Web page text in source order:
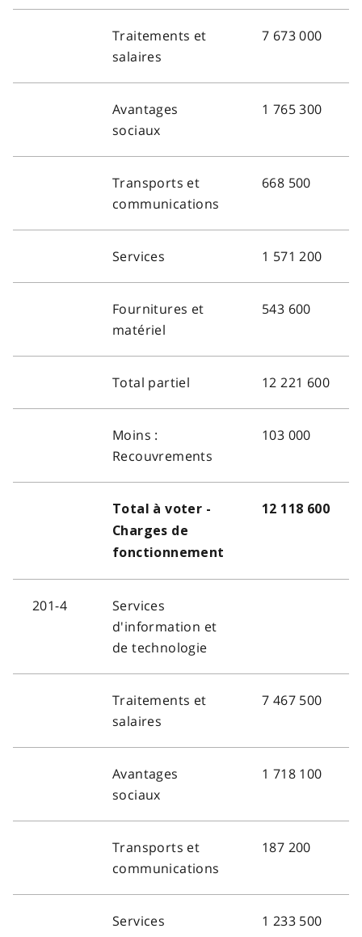
Traitements et
salaires
7 673 000
Avantages
sociaux
1 765 300
Transports et
communications
668 500
Services 1 571 200
Fournitures et
matériel
543 600
Total partiel 12 221 600
Moins :
Recouvrements
103 000
Total à voter -
Charges de
fonctionnement
12 118 600
201-4
Services
d'information et
de technologie
Traitements et
salaires
7 467 500
Avantages
sociaux
1 718 100
Transports et
communications
187 200
Services 1 233 500